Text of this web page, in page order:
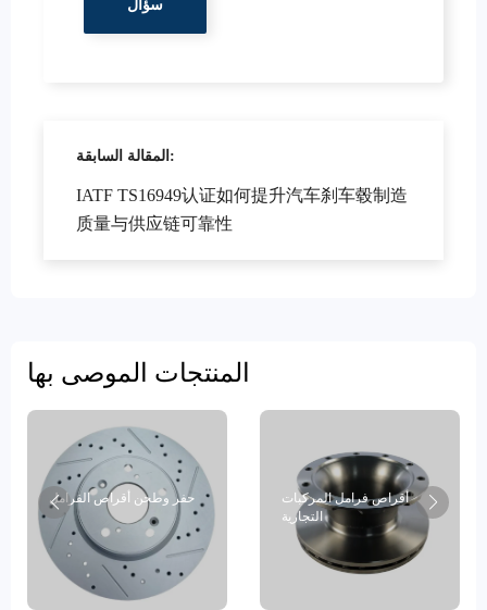
المقالة السابقة:
IATF TS16949认证如何提升汽车刹车毂制造
质量与供应链可靠性
المنتجات الموصى بها
حفر وطحن أقراص الفرامل
أقراص فرامل المركبات
التجارية